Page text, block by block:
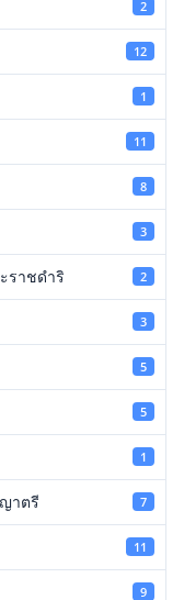
2
12
1
11
8
3
ราชดำริ 2
3
5
5
1
าตรี 7
11
9